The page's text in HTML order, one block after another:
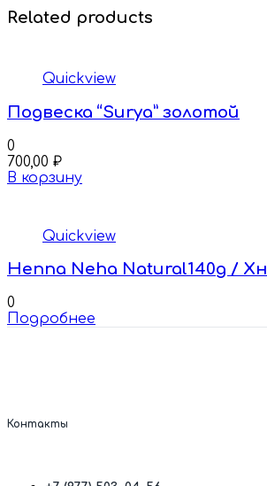
Related products
Quickview
Подвеска “Surya” золотой
0
700,00 ₽
В корзину
Quickview
Henna Neha Natural140g /
0
Подробнее
Контакты